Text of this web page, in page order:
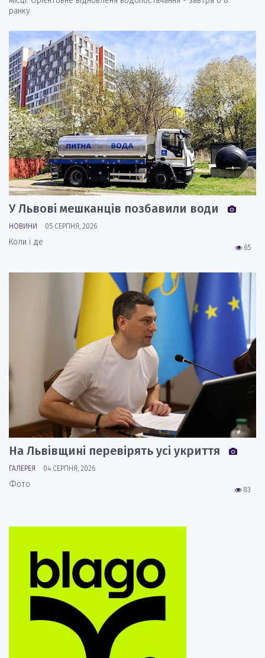
ранку
У Львові мешканців позбавили води
НОВИНИ 05 СЕРПНЯ, 2026
65
Коли і де
На Львівщині перевірять усі укриття
ГАЛЕРЕЯ 04 СЕРПНЯ, 2026
83
Фото